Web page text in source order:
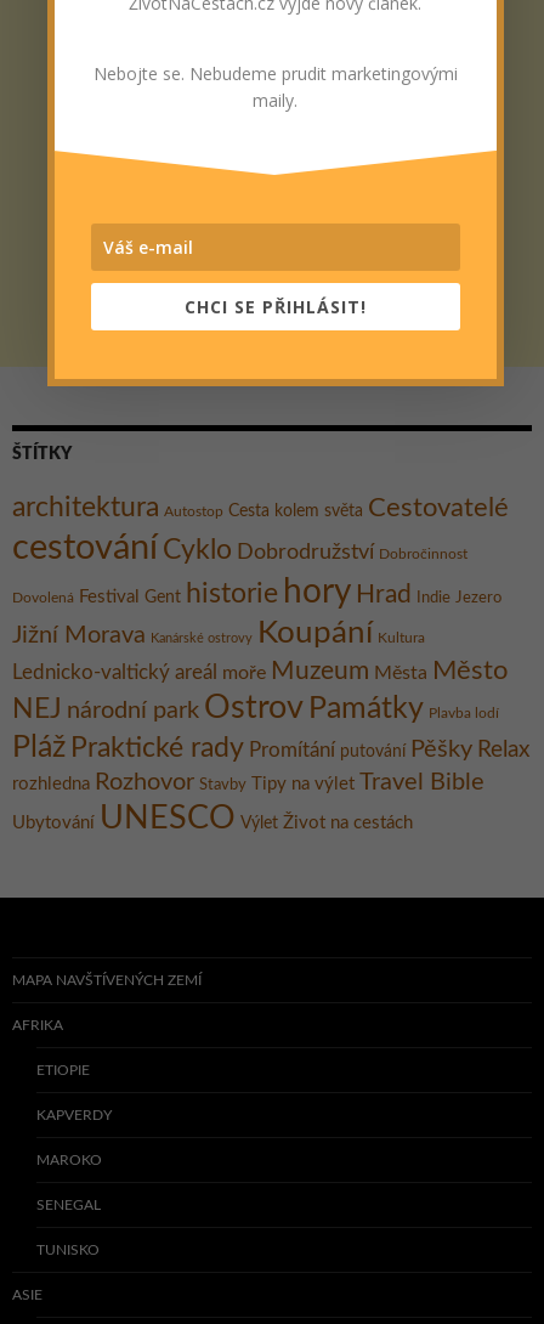
ŠTÍTKY
architektura Autostop Cesta kolem světa Cestovatelé
cestování Cyklo Dobrodružství Dobročinnost
Dovolená Festival Gent historie hory Hrad Indie Jezero
Jižní Morava Kanárské ostrovy Koupání Kultura
Lednicko-valtický areál moře Muzeum Města Město
NEJ národní park Ostrov Památky Plavba lodí
Pláž Praktické rady Promítání putování Pěšky Relax
rozhledna Rozhovor Stavby Tipy na výlet Travel Bible
Ubytování UNESCO Výlet Život na cestách
MAPA NAVŠTÍVENÝCH ZEMÍ
AFRIKA
ETIOPIE
KAPVERDY
MAROKO
SENEGAL
TUNISKO
ASIE
Nebojte se. Nebudeme prudit marketingovými
maily.
CHCI SE PŘIHLÁSIT!